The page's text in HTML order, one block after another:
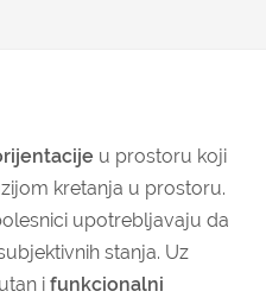
u prostoru koji
kretanja u prostoru.
upotrebljavaju da
stanja. Uz
i funkcionalni